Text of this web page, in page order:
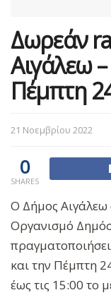
Δωρεάν
Αιγάλεω
Πέμπτη
21 Νοεμβρίου 2022
0
SHARES
Ο Δήμος Αιγάλεω
Οργανισμό
και την Πέμπτη
έως τις 15:00 το